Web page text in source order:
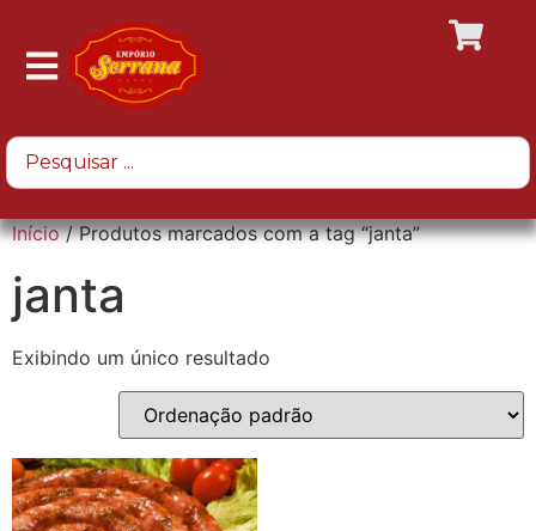
Início/ Produtos marcados com a tag “janta”
janta
Exibindo um único resultado